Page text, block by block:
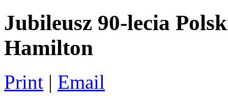
Jubileusz 90-lecia
Hamilton
Print | Email